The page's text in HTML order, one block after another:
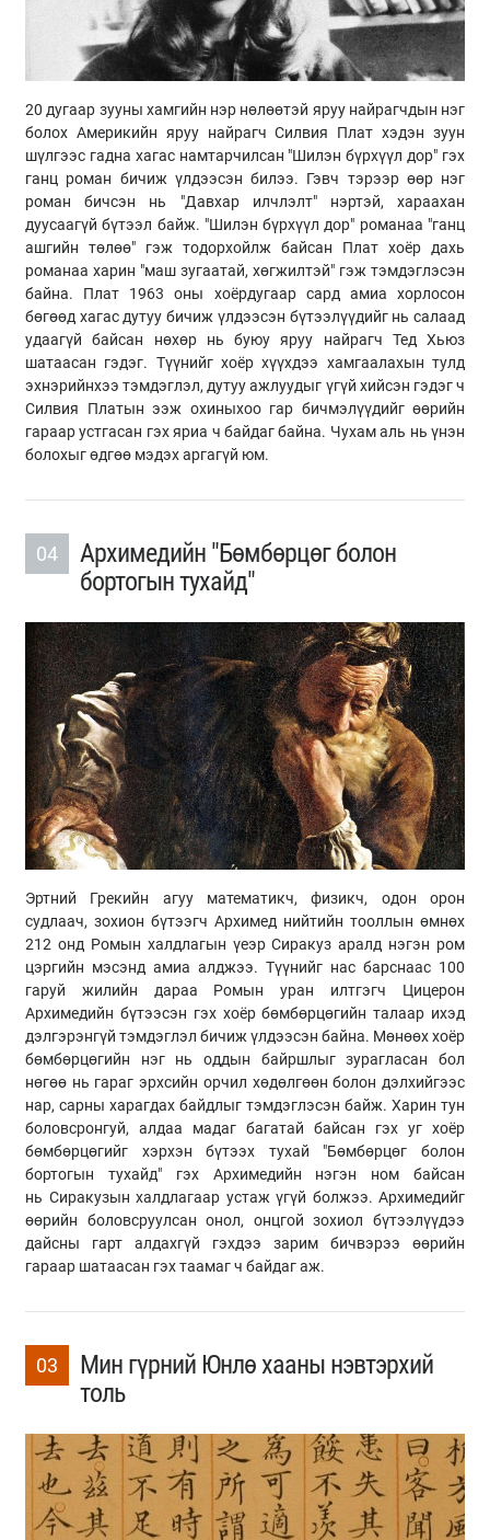
20 дугаар зууны хамгийн нэр нөлөөтэй яруу найрагчдын нэг
болох Америкийн яруу найрагч Силвия Плат хэдэн зуун
шүлгээс гадна хагас намтарчилсан "Шилэн бүрхүүл дор" гэх
ганц роман бичиж үлдээсэн билээ. Гэвч тэрээр өөр нэг
роман бичсэн нь "Давхар илчлэлт" нэртэй, хараахан
дуусаагүй бүтээл байж. "Шилэн бүрхүүл дор" романаа "ганц
ашгийн төлөө" гэж тодорхойлж байсан Плат хоёр дахь
романаа харин "маш зугаатай, хөгжилтэй" гэж тэмдэглэсэн
байна. Плат 1963 оны хоёрдугаар сард амиа хорлосон
бөгөөд хагас дутуу бичиж үлдээсэн бүтээлүүдийг нь салаад
удаагүй байсан нөхөр нь буюу яруу найрагч Тед Хьюз
шатаасан гэдэг. Түүнийг хоёр хүүхдээ хамгаалахын тулд
эхнэрийнхээ тэмдэглэл, дутуу ажлуудыг үгүй хийсэн гэдэг ч
Силвия Платын ээж охиныхоо гар бичмэлүүдийг өөрийн
гараар устгасан гэх яриа ч байдаг байна. Чухам аль нь үнэн
болохыг өдгөө мэдэх аргагүй юм.
04
Архимедийн "Бөмбөрцөг болон
бортогын тухайд"
Эртний Грекийн агуу математикч, физикч, одон орон
судлаач, зохион бүтээгч Архимед нийтийн тооллын өмнөх
212 онд Ромын халдлагын үеэр Сиракуз аралд нэгэн ром
цэргийн мэсэнд амиа алджээ. Түүнийг нас барснаас 100
гаруй жилийн дараа Ромын уран илтгэгч Цицерон
Архимедийн бүтээсэн гэх хоёр бөмбөрцөгийн талаар ихэд
дэлгэрэнгүй тэмдэглэл бичиж үлдээсэн байна. Мөнөөх хоёр
бөмбөрцөгийн нэг нь оддын байршлыг зурагласан бол
нөгөө нь гараг эрхсийн орчил хөдөлгөөн болон дэлхийгээс
нар, сарны харагдах байдлыг тэмдэглэсэн байж. Харин тун
боловсронгуй, алдаа мадаг багатай байсан гэх уг хоёр
бөмбөрцөгийг хэрхэн бүтээх тухай "Бөмбөрцөг болон
бортогын тухайд" гэх Архимедийн нэгэн ном байсан
нь Сиракузын халдлагаар устаж үгүй болжээ. Архимедийг
өөрийн боловсруулсан онол, онцгой зохиол бүтээлүүдээ
дайсны гарт алдахгүй гэхдээ зарим бичвэрээ өөрийн
гараар шатаасан гэх таамаг ч байдаг аж.
03
Мин гүрний Юнлө хааны нэвтэрхий
толь